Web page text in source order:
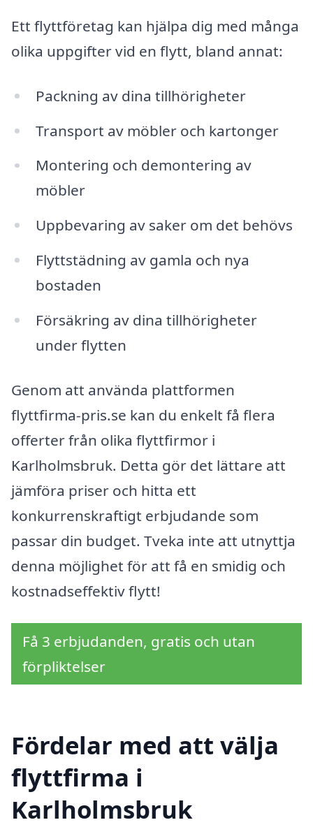
Ett flyttföretag kan hjälpa dig med många
olika uppgifter vid en flytt, bland annat:
Packning av dina tillhörigheter
Transport av möbler och kartonger
Montering och demontering av
möbler
Uppbevaring av saker om det behövs
Flyttstädning av gamla och nya
bostaden
Försäkring av dina tillhörigheter
under flytten
Genom att använda plattformen
flyttfirma-pris.se kan du enkelt få flera
offerter från olika flyttfirmor i
Karlholmsbruk. Detta gör det lättare att
jämföra priser och hitta ett
konkurrenskraftigt erbjudande som
passar din budget. Tveka inte att utnyttja
denna möjlighet för att få en smidig och
kostnadseffektiv flytt!
Få 3 erbjudanden, gratis och utan
förpliktelser
Fördelar med att välja
flyttfirma i
Karlholmsbruk